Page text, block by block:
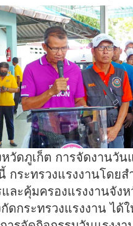
วัดภูเก็ต การจัดงานวัน
กระทรวงแรงงานโดย
ละคุ้มครองแรงงานจัง
ดกระทรวงแรงงาน ได้